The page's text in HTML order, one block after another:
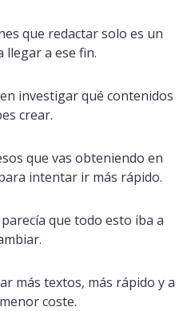
que redactar solo es un
llegar a ese fin.
investigar qué contenidos
crear.
que vas obteniendo en
intentar ir más rápido.
que todo esto iba a
más textos, más rápido y a
coste.